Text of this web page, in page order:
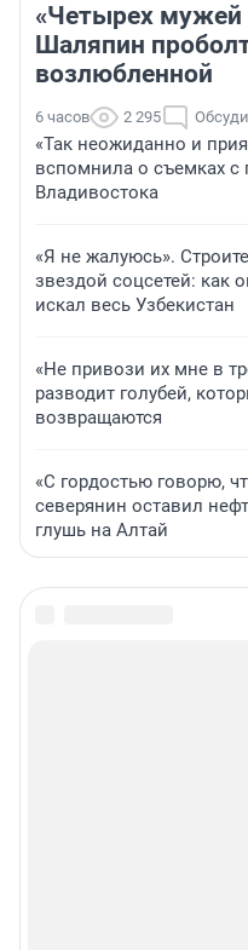
«Четырех мужей
Шаляпин
возлюбленной
6 часов 2 295
«Так неожиданно и
вспомнила о съемках с
Владивостока
«Я не жалуюсь».
звездой соцсетей: как
искал весь Узбекистан
«Не привози их мне в
разводит голубей,
возвращаются
«С гордостью говорю,
северянин оставил
глушь на Алтай